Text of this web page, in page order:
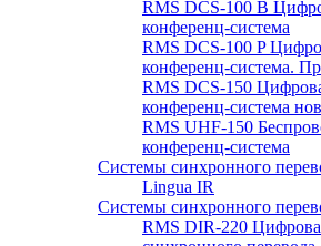
RMS DCS-100 B
конференц-система
RMS DCS-100 P
конференц-система.
RMS DCS-150
конференц-система
RMS UHF-150
конференц-система
Системы синхронного
Lingua IR
Системы синхронного
RMS DIR-220